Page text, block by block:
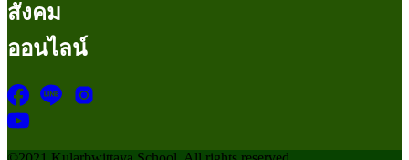
สังคม
ออนไลน์